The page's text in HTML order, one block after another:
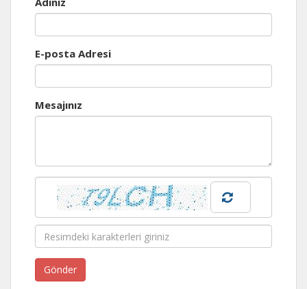
E-posta Adresi
Mesajınız